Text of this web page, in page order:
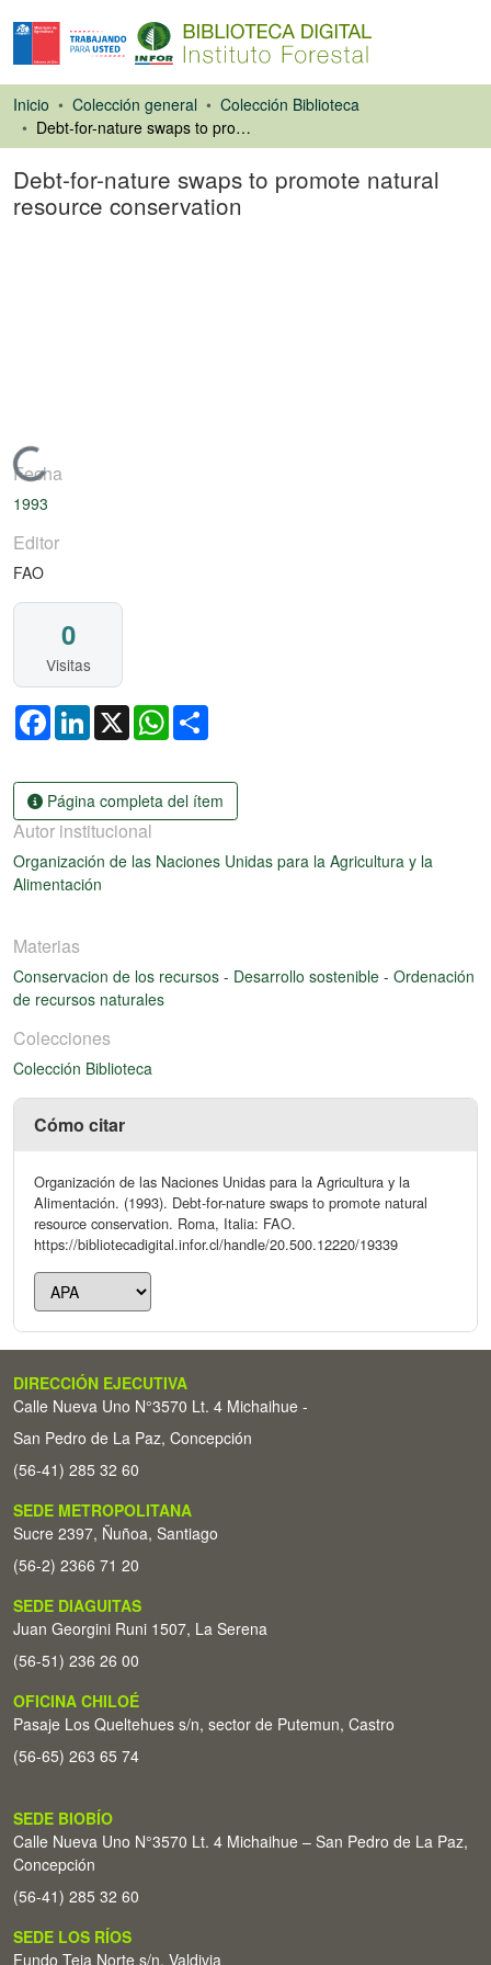
Inicio Colección general
Colección Biblioteca
Debt-for-nature swaps to promote natural resource conservation
Debt-for-nature swaps to promote natural
resource conservation
Cargando...
Fecha
1993
Editor
FAO
0
Visitas
FacebookLinkedIn
X WhatsApp
Página completa del ítem
Autor institucional
Organización de las Naciones Unidas para la Agricultura y la
Alimentación
Materias
Conservacion de los recursos - Desarrollo sostenible - Ordenación
de recursos naturales
Colecciones
Colección Biblioteca
Cómo citar
Organización de las Naciones Unidas para la Agricultura y la
Alimentación. (1993). Debt-for-nature swaps to promote natural
resource conservation. Roma, Italia: FAO.
https://bibliotecadigital.infor.cl/handle/20.500.12220/19339
DIRECCIÓN EJECUTIVA
Calle Nueva Uno N°3570 Lt. 4 Michaihue -
San Pedro de La Paz, Concepción
(56-41) 285 32 60
SEDE METROPOLITANA
Sucre 2397, Ñuñoa, Santiago
(56-2) 2366 71 20
SEDE DIAGUITAS
Juan Georgini Runi 1507, La Serena
(56-51) 236 26 00
OFICINA CHILOÉ
Pasaje Los Queltehues s/n, sector de Putemun, Castro
(56-65) 263 65 74
SEDE BIOBÍO
Calle Nueva Uno N°3570 Lt. 4 Michaihue – San Pedro de La Paz,
Concepción
(56-41) 285 32 60
SEDE LOS RÍOS
Fundo Teja Norte s/n. Valdivia